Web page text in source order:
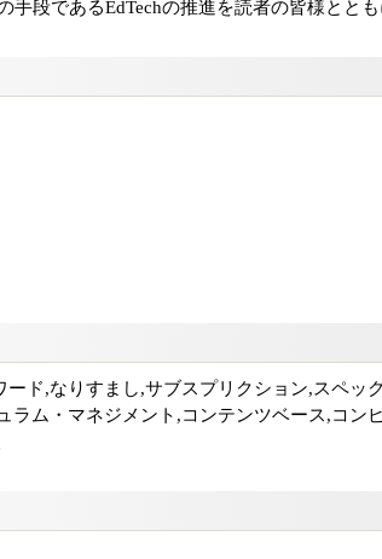
段であるEdTechの推進を読者の皆様ととも
ド,なりすまし,サブスプリクション,スペッ
ラム・マネジメント,コンテンツベース,コン